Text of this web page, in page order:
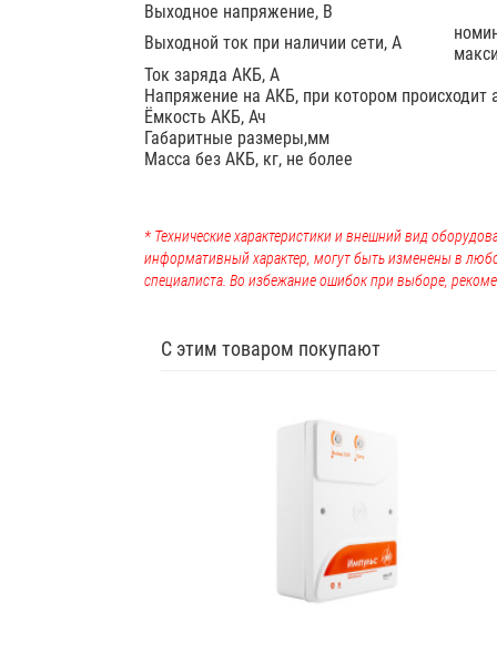
Выходное напряжение, В
Выходной ток при наличии сети, А
Ток заряда АКБ, А
Напряжение на АКБ, при котором происходит
Ёмкость АКБ, Ач
Габаритные размеры,мм
Масса без АКБ, кг, не более
* Технические характеристики и внешний вид
информативный характер, могут быть изменены в
специалиста. Во избежание ошибок при выборе,
С этим товаром покупают